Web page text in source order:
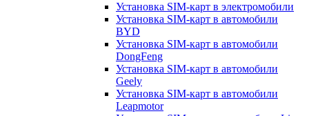
Установка SIM-карт в электромобили
Установка SIM-карт в автомобили
BYD
Установка SIM-карт в автомобили
DongFeng
Установка SIM-карт в автомобили
Geely
Установка SIM-карт в автомобили
Leapmotor